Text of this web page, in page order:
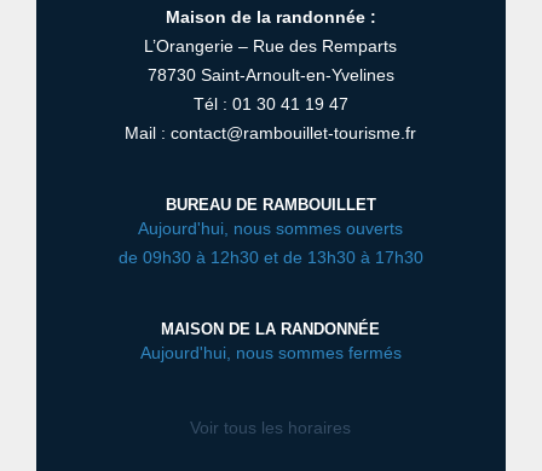
Maison de la randonnée :
L’Orangerie – Rue des Remparts
78730 Saint-Arnoult-en-Yvelines
Tél : 01 30 41 19 47
Mail : contact@rambouillet-tourisme.fr
BUREAU DE RAMBOUILLET
Aujourd'hui, nous sommes ouverts
de 09h30 à 12h30 et de 13h30 à 17h30
MAISON DE LA RANDONNÉE
Aujourd'hui, nous sommes fermés
Voir tous les horaires